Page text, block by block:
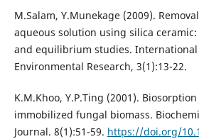
M.Salam, Y.Munekage (2009).
aqueous solution using silica
and equilibrium studies. International
Environmental Research, 3(1):13-22.
K.M.Khoo, Y.P.Ting (2001).
immobilized fungal biomass.
Journal. 8(1):51-59. https://doi.org/